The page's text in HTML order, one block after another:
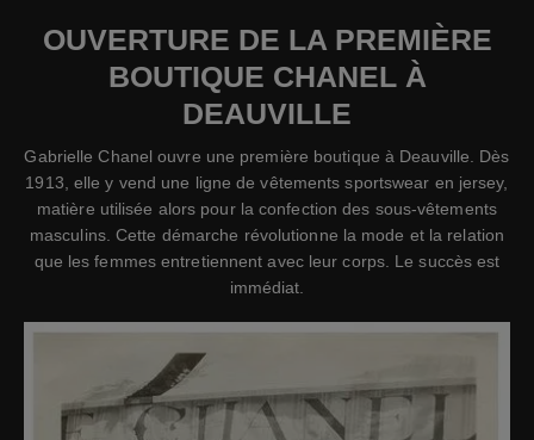
OUVERTURE DE LA PREMIÈRE
BOUTIQUE CHANEL À
DEAUVILLE
Gabrielle Chanel ouvre une première boutique à Deauville. Dès
1913, elle y vend une ligne de vêtements sportswear en jersey,
matière utilisée alors pour la confection des sous-vêtements
masculins. Cette démarche révolutionne la mode et la relation
que les femmes entretiennent avec leur corps. Le succès est
immédiat.